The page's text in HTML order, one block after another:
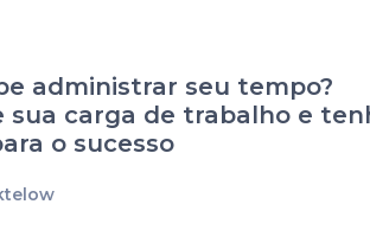
administrar seu tempo?
sua carga de trabalho e
o sucesso